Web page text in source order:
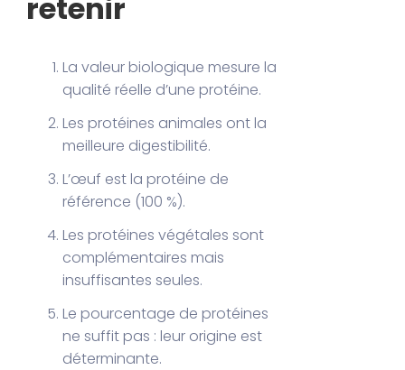
retenir
La valeur biologique mesure la
qualité réelle d’une protéine.
Les protéines animales ont la
meilleure digestibilité.
L’œuf est la protéine de
référence (100 %).
Les protéines végétales sont
complémentaires mais
insuffisantes seules.
Le pourcentage de protéines
ne suffit pas : leur origine est
déterminante.